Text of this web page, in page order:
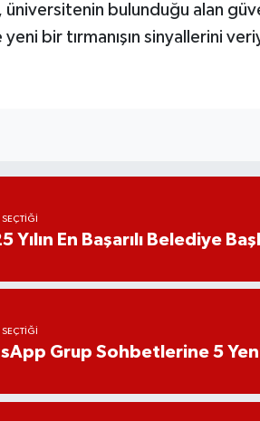
bulunduğu alan
bir tırmanışın sinyallerini
Yılın En Başarılı Belediye
Grup Sohbetlerine 5